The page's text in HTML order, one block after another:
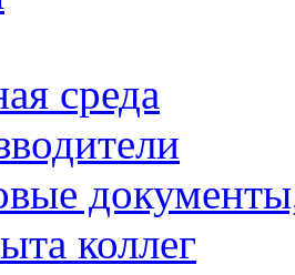
среда
коллег